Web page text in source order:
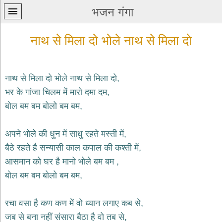
भजन गंगा
प्रथम
पन्ना
कृष्ण
भजन
krishna
bhajans
शिव
bhajans
हनुमान
नाथ से मिला दो भोले नाथ से मिला दो
नाथ से मिला दो भोले नाथ से मिला दो,
भर के गांजा चिलम में मारो दमा दम,
बोल बम बम बोलो बम बम,
अपने भोले की धुन में साधु रहते मस्ती में,
बैठे रहते है सन्यासी काल कपाल की कश्ती में,
आसमान को घर है मानो भोले बम बम ,
बोल बम बम बोलो बम बम,
रचा वसा है कण कण में वो ध्यान लगाए कब से,
जब से बना नहीं संसारा बैठा है वो तब से,